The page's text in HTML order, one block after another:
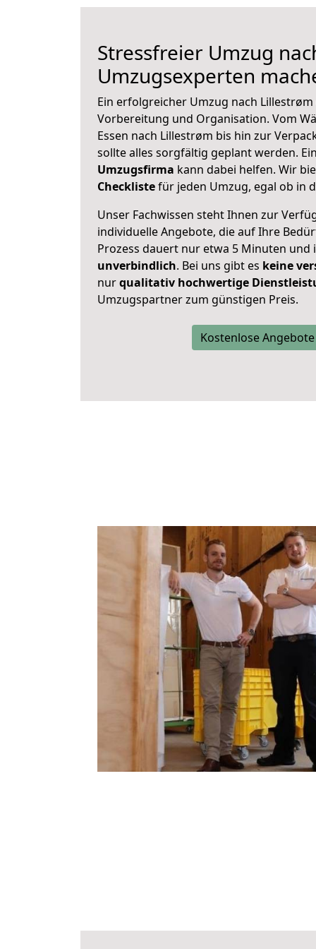
Stressfreier Umzug
Umzugsexperten
Ein erfolgreicher Umzug nach
Vorbereitung und Organisation. Vom
Essen nach Lillestrøm bis hin zur
sollte alles sorgfältig geplant werden.
Umzugsfirma kann dabei helfen. Wir
Checklistefür jeden Umzug, egal ob in
Unser Fachwissen steht Ihnen zur
individuelle Angebote, die auf Ihre
Prozess dauert nur etwa 5 Minuten und
unverbindlich. Bei uns gibt es keine
nurqualitativ hochwertige
Umzugspartner zum günstigen Preis.
Kostenlose